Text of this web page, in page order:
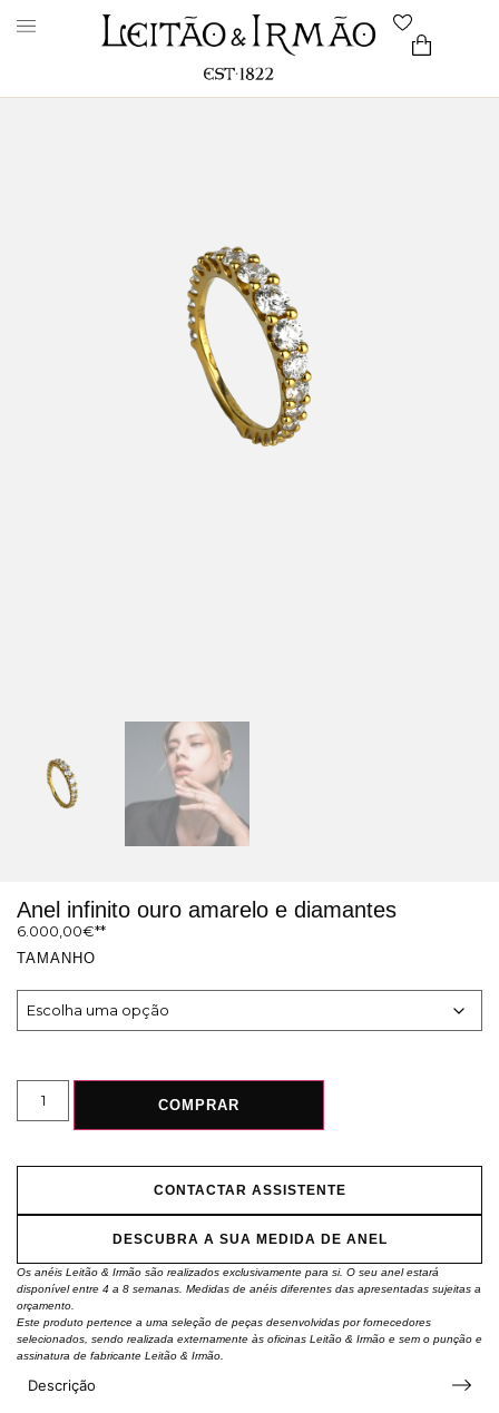
Anel infinito ouro amarelo e diamantes
6.000,00€
TAMANHO
COMPRAR
CONTACTAR ASSISTENTE
DESCUBRA A SUA MEDIDA DE ANEL
Os anéis Leitão & Irmão são realizados exclusivamente para si. O seu anel estará
disponível entre 4 a 8 semanas. Medidas de anéis diferentes das apresentadas sujeitas a
orçamento.
Este produto pertence a uma seleção de peças desenvolvidas por fornecedores
selecionados, sendo realizada externamente às oficinas Leitão & Irmão e sem o punção e
assinatura de fabricante Leitão & Irmão.
Descrição